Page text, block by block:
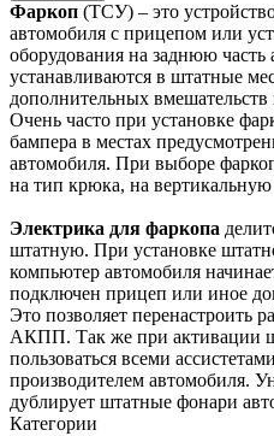
Фаркоп (ТСУ) – это
автомобиля с прицепом или
оборудования на заднюю
устанавливаются в штатные
дополнительных
Очень часто при установке
бампера в местах
автомобиля. При выборе
на тип крюка, на
Электрика для фаркопа
штатную. При установке
компьютер автомобиля
подключен прицеп или иное
Это позволяет перенастроить
АКПП. Так же при активации
пользоваться всеми
производителем автомобиля.
дублирует штатные фонари
Категории